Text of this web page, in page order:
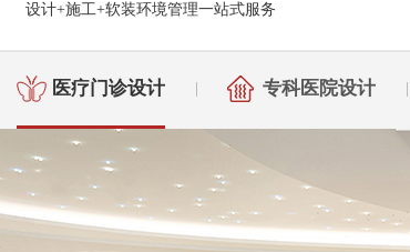
设计+施工+软装环境管理一站式服务
医疗门诊设计 专科医院设计